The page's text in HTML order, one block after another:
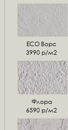
ЕСО Ворс
3990 р/м2
Флора
6590 р/м2